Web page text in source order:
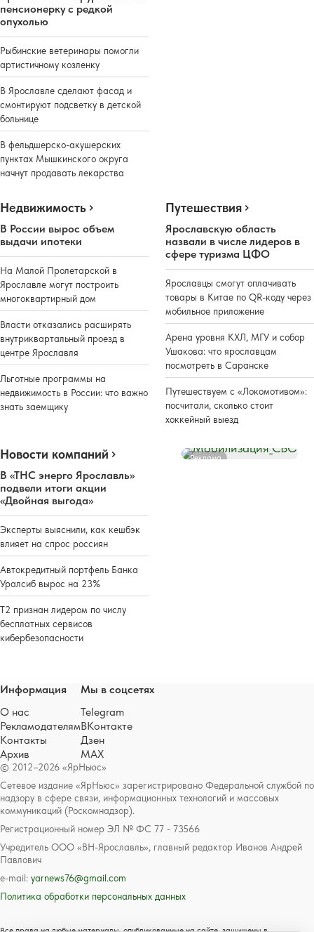
пенсионерку с редкой
опухолью
Рыбинские ветеринары помогли
артистичному козленку
В Ярославле сделают фасад и
смонтируют подсветку в детской
больнице
В фельдшерско-акушерских
пунктах Мышкинского округа
начнут продавать лекарства
Недвижимость
В России вырос объем
выдачи ипотеки
На Малой Пролетарской в
Ярославле могут построить
многоквартирный дом
Власти отказались расширять
внутриквартальный проезд в
центре Ярославля
Льготные программы на
недвижимость в России: что важно
знать заемщику
Путешествия
Ярославскую область
назвали в числе лидеров в
сфере туризма ЦФО
Ярославцы смогут оплачивать
товары в Китае по QR-коду через
мобильное приложение
Арена уровня КХЛ, МГУ и собор
Ушакова: что ярославцам
посмотреть в Саранске
Путешествуем с «Локомотивом»:
посчитали, сколько стоит
хоккейный выезд
Новости компаний
В «ТНС энерго Ярославль»
подвели итоги акции
«Двойная выгода»
Эксперты выяснили, как кешбэк
влияет на спрос россиян
Автокредитный портфель Банка
Уралсиб вырос на 23%
Т2 признан лидером по числу
бесплатных сервисов
кибербезопасности
Реклама
© 2012–2026 «ЯрНьюс»
Сетевое издание «ЯрНьюс» зарегистрировано Федеральной службой по
надзору в сфере связи, информационных технологий и массовых
коммуникаций (Роскомнадзор).
Регистрационный номер ЭЛ № ФС 77 - 73566
Учредитель ООО «ВН-Ярославль», главный редактор Иванов Андрей
Павлович
e-mail: yarnews76@gmail.com
Политика обработки персональных данных
Информация
О нас
Рекламодателям
Контакты
Архив
Мы в соцсетях
Telegram
ВКонтакте
Дзен
MAX